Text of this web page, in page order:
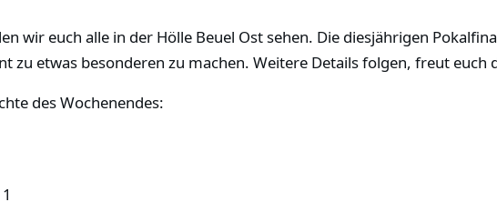
wir euch alle in der Hölle Beuel Ost sehen. Die diesjährigen
zu etwas besonderen zu machen. Weitere Details folgen, freut euch
des Wochenendes: